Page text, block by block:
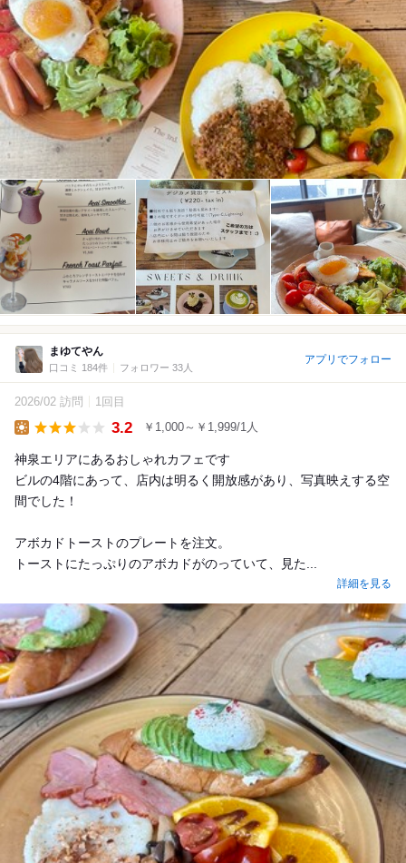
まゆてやん
口コミ 184件 フォロワー 33人
アプリでフォロー
2026/02 訪問 1回目
3.2 ￥1,000～￥1,999/1人
神泉エリアにあるおしゃれカフェです
ビルの4階にあって、店内は明るく開放感があり、写真映えする空
間でした！
アボカドトーストのプレートを注文。
トーストにたっぷりのアボカドがのっていて、見た...
詳細を見る